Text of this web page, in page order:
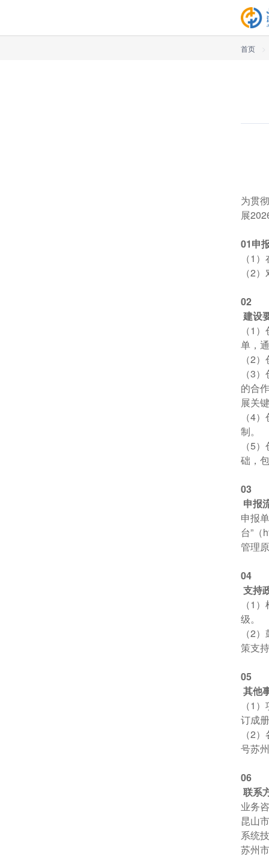
首页
为贯
展
01申
（1
（2
02
建设
（1
单，
（2
（3
的合
展关
（4
制。
（5
础，
03
申报
申报
台”（
管理
04
支持
（1
级。
（2
策支
05
其他
（1
订成
（2
号苏
06
联系
业务
昆山
系统
苏州